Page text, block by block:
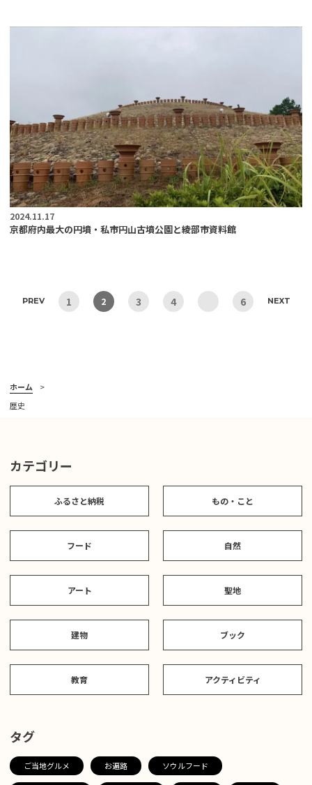
2024.11.17
京都府内最大の円墳・私市円山古墳公園と綾部市資料館
PREV 1 2 3 4 6 NEXT
ホーム
歴史
カテゴリー
ふるさと納税 もの・こと
フード 自然
アート 聖地
建物 ブック
教育 アクティビティ
タグ
ご当地グルメ お遍路 ソウルフード